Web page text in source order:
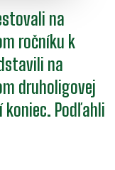
na
ročníku k
na
druholigovej
Podľahli